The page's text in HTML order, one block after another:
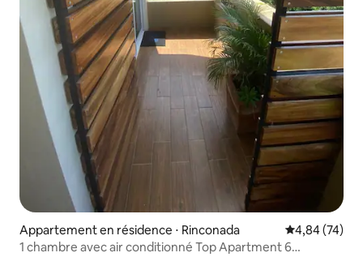
Appartement en résidence ⋅ Rinconada Évaluation
4,84 (74)
1 chambre avec air conditionné Top Apartment 6